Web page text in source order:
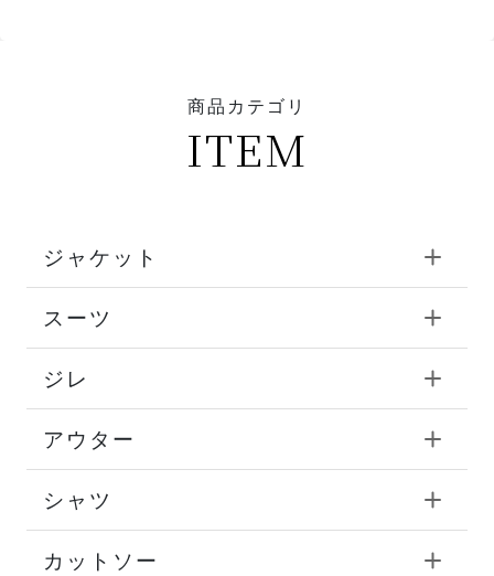
商品カテゴリ
ITEM
ジャケット
スーツ
ジレ
アウター
シャツ
カットソー